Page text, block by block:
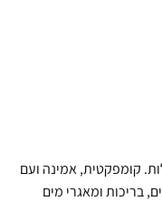
קומפקטית, אמינה ועם
בריכות ומאגרי מים